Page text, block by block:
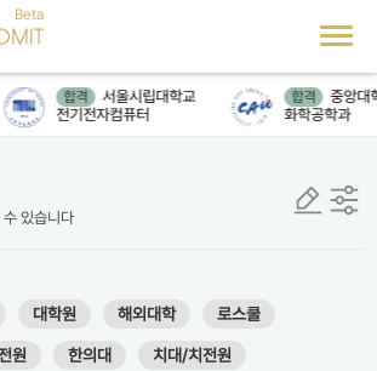
합격
서울시립대학교
전기전자컴퓨터
합격
중앙대
화학공학과
있습니다
대학원 해외대학 로스쿨
원 한의대 치대/치전원